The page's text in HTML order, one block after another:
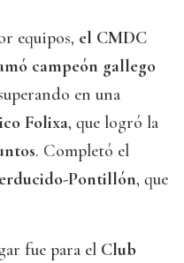
equipos, el CMDC
campeón gallego
en una
Folixa, que logró la
. Completó el
Pontillón, que
fue para el Club